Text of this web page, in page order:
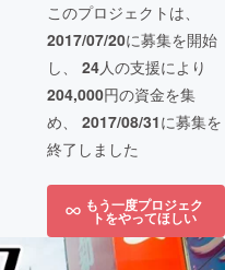
このプロジェクトは、
2017/07/20に募集を開始
し、 24人の支援により
204,000円の資金を集
め、 2017/08/31に募集を
終了しました
もう一度プロジェク
トをやってほしい